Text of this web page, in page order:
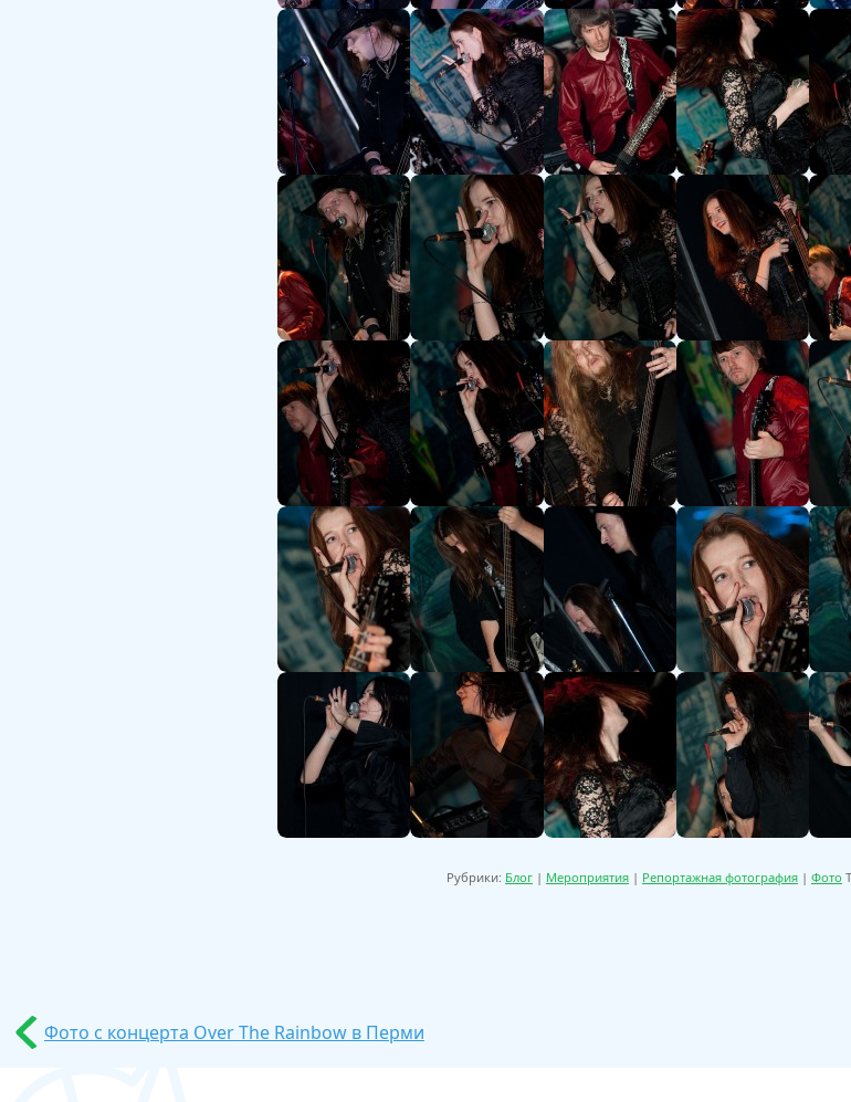
Рубрики: Блог | Мероприятия | Репортажная фотография | Фото
Фото с концерта Over The Rainbow в Перми